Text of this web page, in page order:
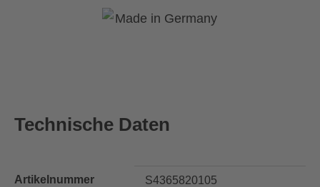
Technische Daten
Artikelnummer S4365820105